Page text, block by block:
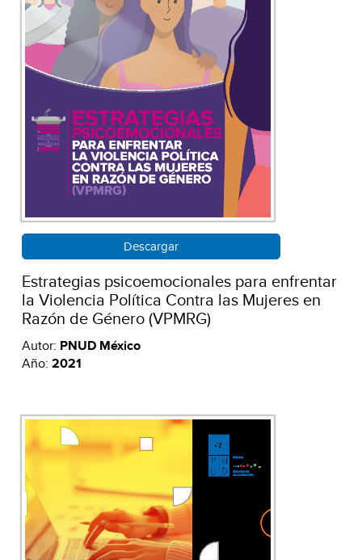
Descargar
Estrategias psicoemocionales para enfrentar
la Violencia Política Contra las Mujeres en
Razón de Género (VPMRG)
Autor: PNUD México
Año: 2021